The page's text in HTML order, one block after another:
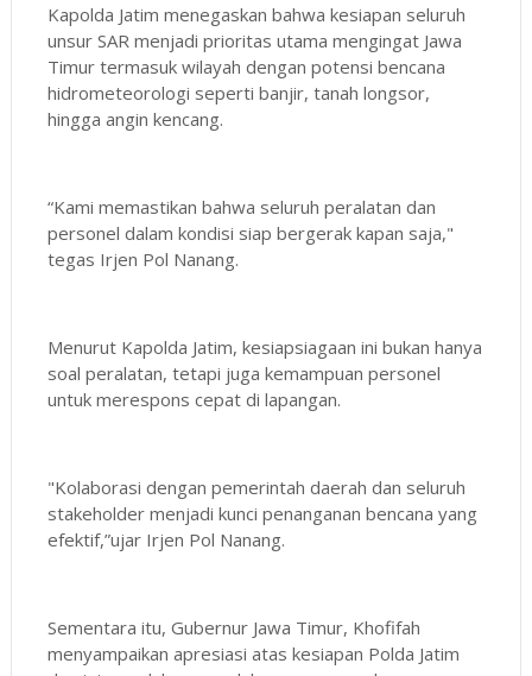
Kapolda Jatim menegaskan bahwa kesiapan seluruh
unsur SAR menjadi prioritas utama mengingat Jawa
Timur termasuk wilayah dengan potensi bencana
hidrometeorologi seperti banjir, tanah longsor,
hingga angin kencang.
“Kami memastikan bahwa seluruh peralatan dan
personel dalam kondisi siap bergerak kapan saja,"
tegas Irjen Pol Nanang.
Menurut Kapolda Jatim, kesiapsiagaan ini bukan hanya
soal peralatan, tetapi juga kemampuan personel
untuk merespons cepat di lapangan.
"Kolaborasi dengan pemerintah daerah dan seluruh
stakeholder menjadi kunci penanganan bencana yang
efektif,”ujar Irjen Pol Nanang.
Sementara itu, Gubernur Jawa Timur, Khofifah
menyampaikan apresiasi atas kesiapan Polda Jatim